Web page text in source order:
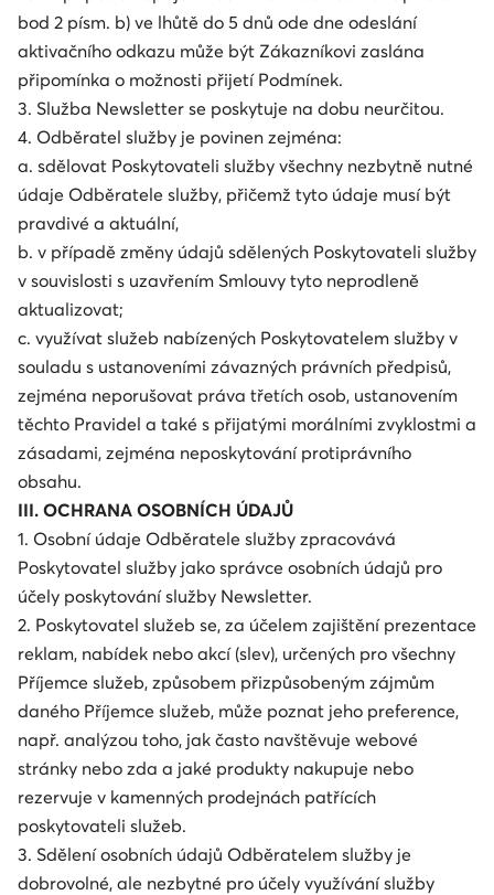
bod 2 písm. b) ve lhůtě do 5 dnů ode dne odeslání
aktivačního odkazu může být Zákazníkovi zaslána
připomínka o možnosti přijetí Podmínek.
3. Služba Newsletter se poskytuje na dobu neurčitou.
4. Odběratel služby je povinen zejména:
a. sdělovat Poskytovateli služby všechny nezbytně nutné
údaje Odběratele služby, přičemž tyto údaje musí být
pravdivé a aktuální,
b. v případě změny údajů sdělených Poskytovateli služby
v souvislosti s uzavřením Smlouvy tyto neprodleně
aktualizovat;
c. využívat služeb nabízených Poskytovatelem služby v
souladu s ustanoveními závazných právních předpisů,
zejména neporušovat práva třetích osob, ustanovením
těchto Pravidel a také s přijatými morálními zvyklostmi a
zásadami, zejména neposkytování protiprávního
obsahu.
III. OCHRANA OSOBNÍCH ÚDAJŮ
1. Osobní údaje Odběratele služby zpracovává
Poskytovatel služby jako správce osobních údajů pro
účely poskytování služby Newsletter.
2. Poskytovatel služeb se, za účelem zajištění prezentace
reklam, nabídek nebo akcí (slev), určených pro všechny
Příjemce služeb, způsobem přizpůsobeným zájmům
daného Příjemce služeb, může poznat jeho preference,
např. analýzou toho, jak často navštěvuje webové
stránky nebo zda a jaké produkty nakupuje nebo
rezervuje v kamenných prodejnách patřících
poskytovateli služeb.
3. Sdělení osobních údajů Odběratelem služby je
dobrovolné, ale nezbytné pro účely využívání služby